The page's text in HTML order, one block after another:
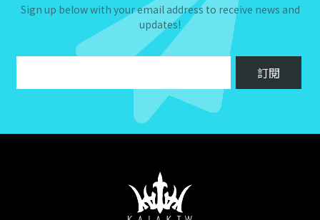
Sign up below with your email address to receive news and
updates!